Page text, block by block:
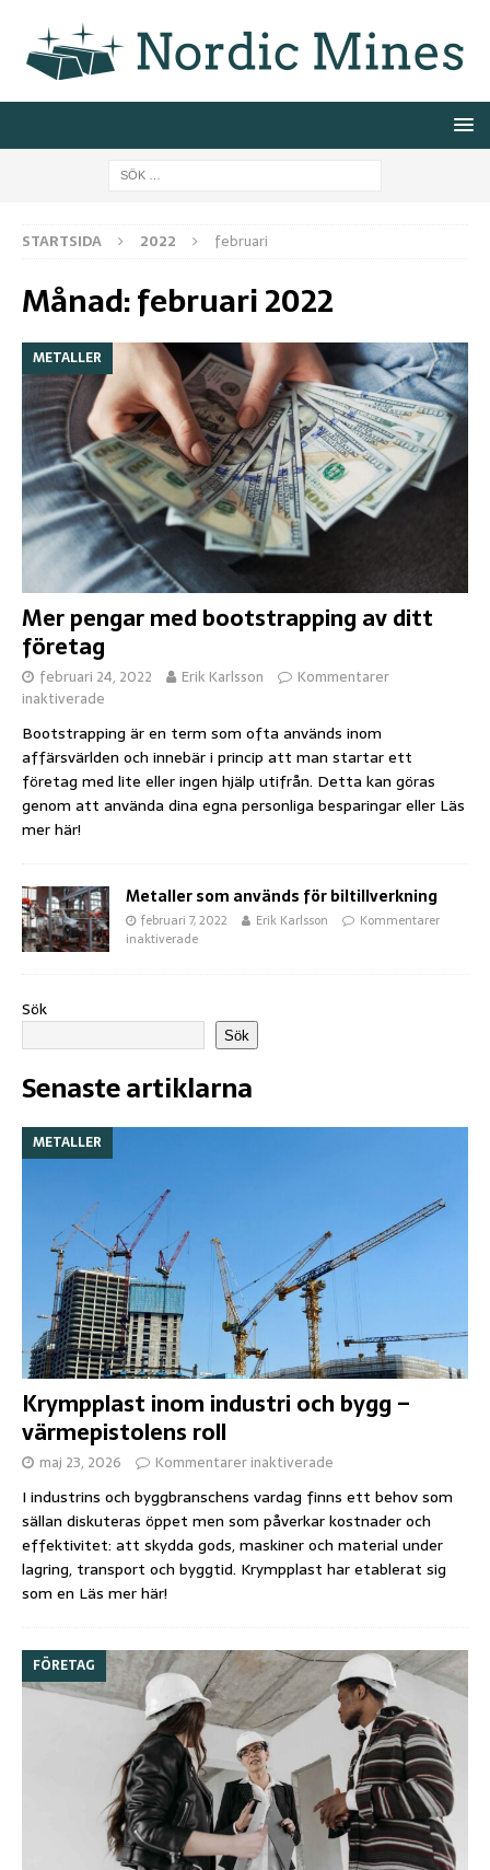
STARTSIDA 2022 februari
Månad:februari 2022
METALLER
Mer pengar med bootstrapping av ditt
företag
februari 24, 2022 Erik Karlsson
Kommentarer
inaktiverade
Bootstrapping är en term som ofta används inom
affärsvärlden och innebär i princip att man startar ett
företag med lite eller ingen hjälp utifrån. Detta kan göras
genom att använda dina egna personliga besparingar eller Läs
mer här!
Metaller som används för biltillverkning
februari 7, 2022 Erik Karlsson
Kommentarer
inaktiverade
Sök
Sök
Senaste artiklarna
Krympplast inom industri och bygg –
värmepistolens roll
METALLER
maj 23, 2026 Kommentarer inaktiverade
I industrins och byggbranschens vardag finns ett behov som
sällan diskuteras öppet men som påverkar kostnader och
effektivitet: att skydda gods, maskiner och material under
lagring, transport och byggtid. Krympplast har etablerat sig
som en Läs mer här!
FÖRETAG